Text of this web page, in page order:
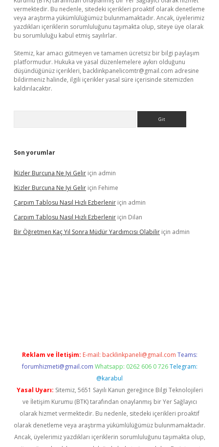
vermektedir. Bu nedenle, sitedeki içerikleri proaktif olarak denetleme
veya araştırma yükümlülüğümüz bulunmamaktadır. Ancak, üyelerimiz
yazdıkları içeriklerin sorumluluğunu taşımakta olup, siteye üye olarak
bu sorumluluğu kabul etmiş sayılırlar.
Sitemiz, kar amacı gütmeyen ve tamamen ücretsiz bir bilgi paylaşım
platformudur. Hukuka ve yasal düzenlemelere aykırı olduğunu
düşündüğünüz içerikleri, backlinkpanelicomtr@gmail.com adresine
bildirmeniz halinde, ilgili içerikler yasal süre içerisinde sitemizden
kaldırılacaktır.
Son yorumlar
İKizler Burcuna Ne Iyi Gelir için admin
İKizler Burcuna Ne Iyi Gelir için Fehime
Çarpım Tablosu Nasıl Hızlı Ezberlenir için admin
Çarpım Tablosu Nasıl Hızlı Ezberlenir için Dilan
Bir Öğretmen Kaç Yıl Sonra Müdür Yardımcısı Olabilir için admin
Reklam ve İletişim: E-mail: backlinkpaneli@gmail.com Teams:
forumhizmeti@gmail.com Whatsapp: 0262 606 0 726 Telegram:
@karabul
Yasal Uyarı: Sitemiz, 5651 Sayılı Kanun gereğince Bilgi Teknolojileri
ve İletişim Kurumu (BTK) tarafından onaylanmış bir Yer Sağlayıcı
olarak hizmet vermektedir. Bu nedenle, sitedeki içerikleri proaktif
olarak denetleme veya araştırma yükümlülüğümüz bulunmamaktadır.
Ancak, üyelerimiz yazdıkları içeriklerin sorumluluğunu taşımakta olup,